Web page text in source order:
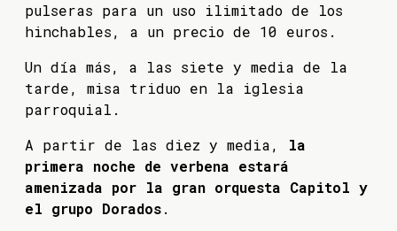
pulseras para un uso ilimitado de los
hinchables, a un precio de 10 euros.
Un día más, a las siete y media de la
tarde, misa triduo en la iglesia
parroquial.
A partir de las diez y media, la
primera noche de verbena estará
amenizada por la gran orquesta Capitol y
el grupo Dorados.